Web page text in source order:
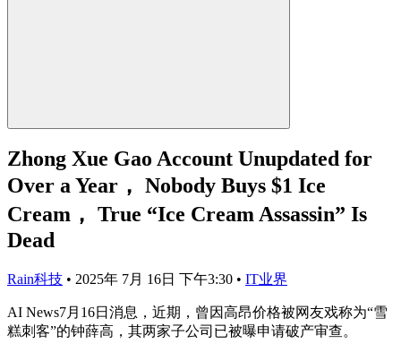
Zhong Xue Gao Account Unupdated for
Over a Year， Nobody Buys $1 Ice
Cream， True “Ice Cream Assassin” Is
Dead
Rain科技 • 2025年 7月 16日 下午3:30 • IT业界
AI News7月16日消息，近期，曾因高昂价格被网友戏称为“雪
糕刺客”的钟薛高，其两家子公司已被曝申请破产审查。